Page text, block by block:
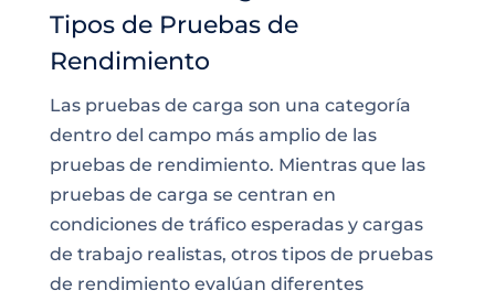
Tipos de Pruebas de
Rendimiento
Las pruebas de carga son una categoría
dentro del campo más amplio de las
pruebas de rendimiento. Mientras que las
pruebas de carga se centran en
condiciones de tráfico esperadas y cargas
de trabajo realistas, otros tipos de pruebas
de rendimiento evalúan diferentes